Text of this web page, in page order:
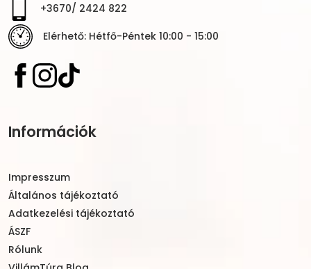
+3670/ 2424 822
Elérhető: Hétfő-Péntek 10:00 - 15:00
Információk
Impresszum
Általános tájékoztató
Adatkezelési tájékoztató
ÁSZF
Rólunk